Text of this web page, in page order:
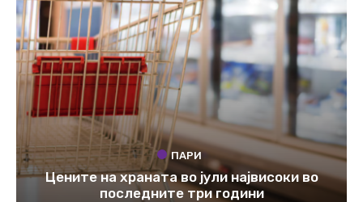
ПАРИ
Цените на храната во јули највисоки во
последните три години